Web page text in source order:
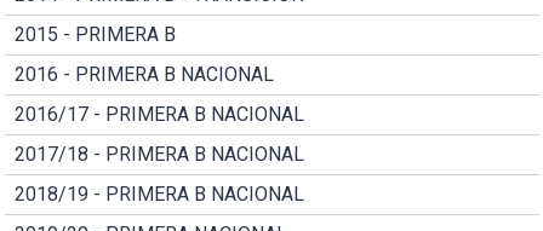
2015 - PRIMERA B
2016 - PRIMERA B NACIONAL
2016/17 - PRIMERA B NACIONAL
2017/18 - PRIMERA B NACIONAL
2018/19 - PRIMERA B NACIONAL